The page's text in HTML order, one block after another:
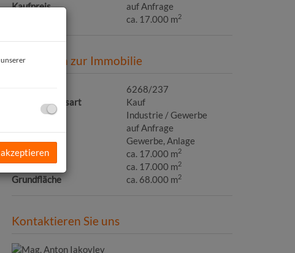
Kaufpreis
auf Anfrage
ca. 17.000 m2
Basisdaten zur Immobilie
6268/237
Vermarktungsart
Kauf
Objektart
Industrie / Gewerbe
auf Anfrage
Nutzungsart
Gewerbe Anlage
Fläche
ca. 17.000 m2
Nutzfläche ca. 17.000 m2
Grundfläche ca. 68.000 m2
Kontaktieren Sie uns